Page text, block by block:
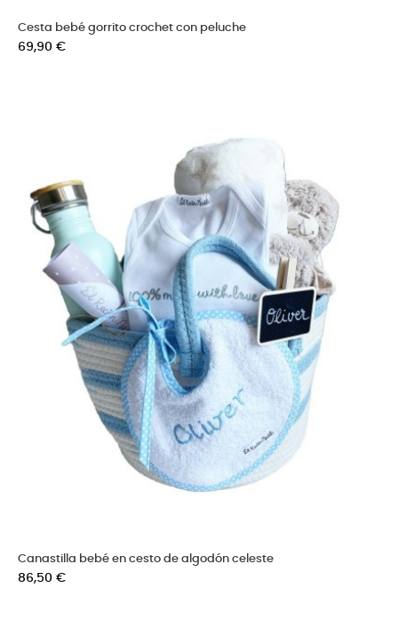
Cesta bebé gorrito crochet con peluche
Precio
69,90 €
Canastilla bebé en cesto de algodón celeste
Precio
86,50 €